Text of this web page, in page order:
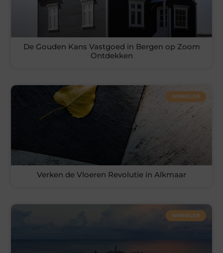
De Gouden Kans Vastgoed in Bergen op Zoom
Ontdekken
WINKELEN
Verken de Vloeren Revolutie in Alkmaar
WINKELEN